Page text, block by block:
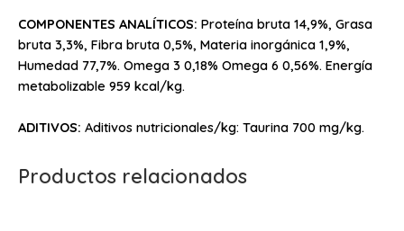
COMPONENTES ANALÍTICOS: Proteína bruta 14,9%, Grasa
bruta 3,3%, Fibra bruta 0,5%, Materia inorgánica 1,9%,
Humedad 77,7%. Omega 3 0,18% Omega 6 0,56%. Energía
metabolizable 959 kcal/kg.
ADITIVOS: Aditivos nutricionales/kg: Taurina 700 mg/kg.
Productos relacionados